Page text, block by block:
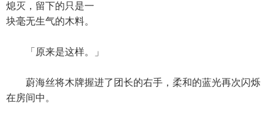
熄灭，留下的只是一
块毫无生气的木料。
「原来是这样。」
蔚海丝将木牌握进了团长的右手，柔和的蓝光再次闪烁
在房间中。